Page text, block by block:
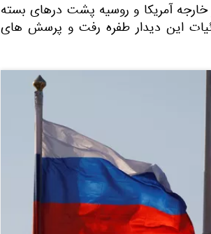
خارجه آمریکا و روسیه پشت درهای بسته
این دیدار طفره رفت و پرسش های